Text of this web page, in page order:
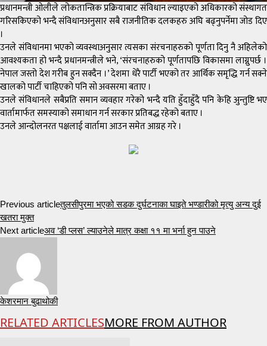
प्रधानमन्त्री ओलीले लोकतान्त्रिक प्रक्रियाबाट संविधान ल्याइएको अधिकारको संस्थागत
गरिसकिएको भन्दै संविधानअनुसार सबै राजनीतिक दलकहरु अघि बढ्नुपर्नेमा जोड दिए
।
उनले संविधानमा भएको व्यवस्थाअनुसार त्यसका संरचनाहरुको पूर्णता दिनु नै अहिलेको
आवश्यकता हो भन्दै प्रधानमन्त्रीले भने, ‘संरचनाहरुको पूर्णतापछि विकासमा लाग्नुपर्छ ।
नेपाल जस्तो देश गरीब हुन सक्दैन ।’ देशमा धेरै पार्टी भएको तर आर्थिक समृद्धि गर्न सक्ने
खालको पार्टी चाहिएको पनि सो अवसरमा बताए ।
उनले संविधानले सबैप्रति समान व्यवहार गरेको भन्दै यति हुँदाहुँदै पनि केहि अुन्तुष्टि भए
वार्तामार्फत समस्याको समाधान गर्न सरकार प्रतिबद्ध रहेको बताए ।
उनले आन्दोलनरत पक्षलाई वार्तामा आउन समेत आग्रह गरे ।
Previous articleतुलसीपुरमा भएको सडक दुर्घटनाका घाइते भण्डारीको मृत्यु अन्य दुई
खतरा मुक्त
Next articleअव ‘डी प्लस’ ल्याउनेले मात्र कक्षा ११ मा भर्ना हुन पाउने
केशरमान बुढाथोकी
RELATED ARTICLESMORE FROM AUTHOR